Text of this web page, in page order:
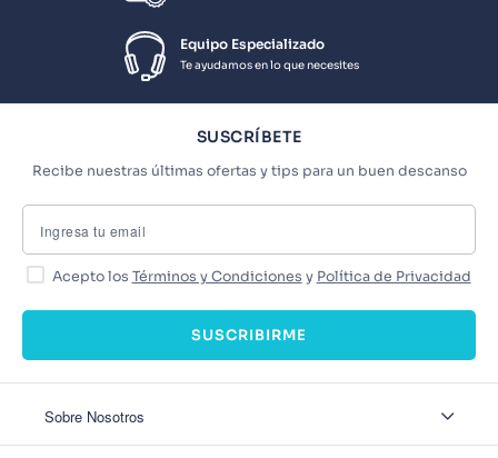
Equipo Especializado
Te ayudamos en lo que necesites
SUSCRÍBETE
Recibe nuestras últimas ofertas y tips para un buen descanso
Acepto los Términos y Condiciones y Política de Privacidad
SUSCRIBIRME
Sobre Nosotros